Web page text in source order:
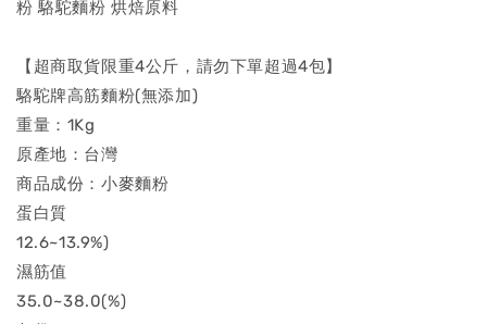
粉 駱駝麵粉 烘焙原料
【超商取貨限重4公斤，請勿下單超過4包】
駱駝牌高筋麵粉(無添加)
重量：1Kg
原產地：台灣
商品成份：小麥麵粉
蛋白質
12.6~13.9%)
濕筋值
35.0~38.0(%)